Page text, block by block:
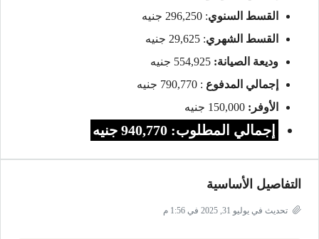
القسط السنوي: 296,250 جنيه
القسط الشهري: 29,625 جنيه
وديعة الصيانة:
إجمالي المدفوع : 790,770 جنيه
الأوفر: 150,000 جنيه
إجمالي المطلوب: 940,770 جنيه
التفاصيل الأساسية
تحديث في يوليو 31, 2025 في 1:56 م